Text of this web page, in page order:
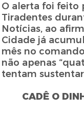
O alerta foi feito
Tiradentes
Notícias, ao
Cidade já
mês no
não apenas
tentam
CADÊ O